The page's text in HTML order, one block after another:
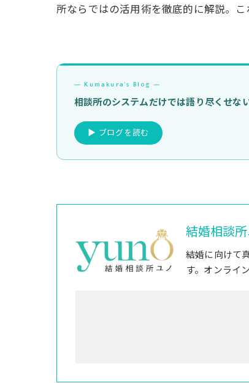
所ならではの活用術を徹底的に解説。
— Kumakura's Blog —
相談所のシステムだけでは語り尽くせな
▶ ブログを読む
結婚相談
結婚に向けて
す。オンライ